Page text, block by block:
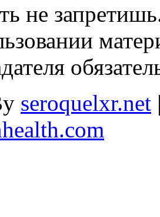
не
seroquelxr.net